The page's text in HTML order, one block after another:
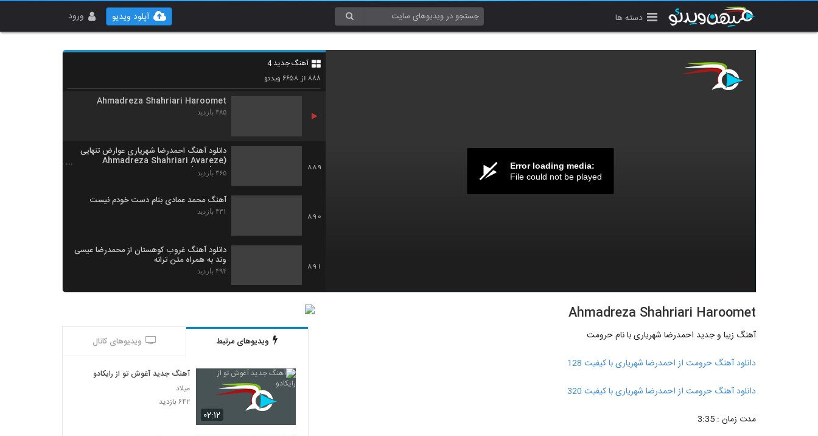
دسته ها ورود آپلود ویدیو
Error loading media:
File could not be played
آهنگ جدید 4
۸۸۸ از ۶۶۵۸ویدئو
887
Ahmadreza Shahriari Rokh
Ahmadreza Shahriari Haroomet
۳۸۵ بازدید
889
دانلود آهنگ احمدرضا شهریاری عوارض تنهایی
(Ahmadreza Shahriari Avareze
Tanhaei)
۳۶۵ بازدید
890
آهنگ محمد عمادی بنام دست خودم نیست
۴۳۱ بازدید
891
دانلود آهنگ غروب کوهستان از محمدرضا عیسی
وند به همراه متن ترانه
۴۹۴ بازدید
892
دانلود آهنگ محمد عبادی دلواپسی
موزیک زیبای ستاره هاتو دزدیدن از محمد دیوانی
۳۶۹ بازدید
Ahmadreza Shahriari Haroomet
آهنگ زیبا و جدید احمدرضا شهریاری با نام حرومت
دانلود آهنگ حرومت از احمدرضا شهریاری با کیفیت 128
دانلود آهنگ حرومت از احمدرضا شهریاری با کیفیت 320
مدت زمان : 3:35
ویدیوهای مرتبط ویدیوهای کانال
۰۲:۱۲
آهنگ جدید آغوش تو از رایکادو
میلاد
۶۴۲ بازدید